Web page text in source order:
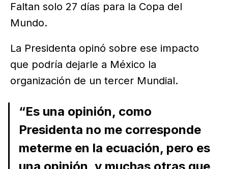
Faltan solo 27 días para la Copa del
Mundo.
La Presidenta opinó sobre ese impacto
que podría dejarle a México la
organización de un tercer Mundial.
“Es una opinión, como
Presidenta no me corresponde
meterme en la ecuación, pero es